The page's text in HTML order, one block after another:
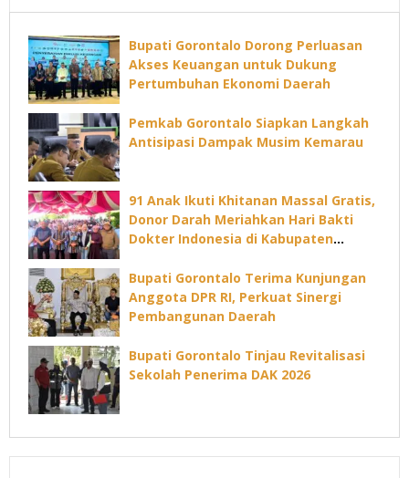
Bupati Gorontalo Dorong Perluasan
Akses Keuangan untuk Dukung
Pertumbuhan Ekonomi Daerah
Pemkab Gorontalo Siapkan Langkah
Antisipasi Dampak Musim Kemarau
91 Anak Ikuti Khitanan Massal Gratis,
Donor Darah Meriahkan Hari Bakti
Dokter Indonesia di Kabupaten
Bupati Gorontalo Terima Kunjungan
Anggota DPR RI, Perkuat Sinergi
Pembangunan Daerah
Bupati Gorontalo Tinjau Revitalisasi
Sekolah Penerima DAK 2026